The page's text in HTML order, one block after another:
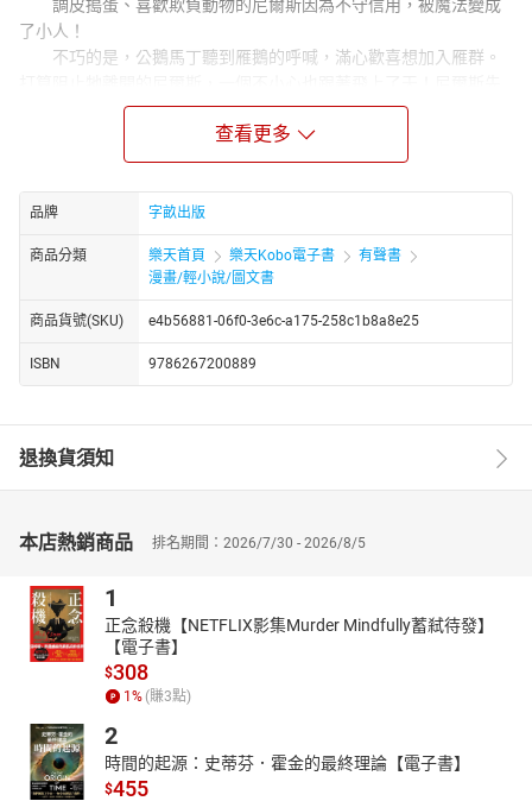
調皮搗蛋、喜歡欺負動物的尼爾斯因為不守信用，被魔法變成
了小人！
不巧的是，公鵝馬丁聽到雁鵝的呼喊，滿心歡喜想加入雁群。
後遇見了各式各樣的動物，機智而勇敢的克服了重重難關，也在冒
險的過程中，學會更加同理他人的立場，了解自己出生的土地……
《騎鵝歷險記》原著作者拉格洛夫雖然行動不便，卻有著自由
的想像力與創造力。本書打破了教科書的僵化印象，融入地理人
文、動物和花草，以及大量童話和民間故事，傳達了對於人對自然
的關懷。以觸動人心的情節、淺白而生動的譬喻，讓世界萬千心靈
隨之翱翔，是充滿文學價值和藝術性的長篇童話小說。
◎全書四十個章節，鞭辟入裡的情節，輕鬆聽七萬字故事！
◎關鍵字：動物、成長、奇幻、冒險、勇氣、自然、獨立、關懷
少，想得越多。」孩子們若真想知道椋鳥長什麼樣子，大可自行去
google；如果夠喜歡這個故事，會自己做出路線摘要圖。
該只是本教科書，這是改寫的初衷。當我們準備做有聲書時，這個
麼？
讀書是一種腦部運動，我們藉由文字看見色彩，聽到聲音，聞
到味道，感受到痛楚……越有力量的文字，就越能啟動讀者的感官。
在這個影像掛帥的年代，我們已經剝奪了孩子太多的想像空間，替
他們想像出太多的東西。
面對《騎鵝歷險記》這樣一部經典，我想保留它的文學性與想
像空間。因此，我們的有聲書，沒有華麗的音效，不是用劇本呈
現，更不是多人的角色扮演。而是由專業的電台主持人汪蓓全文朗
查看更多
品牌 字畝出版
商品分類 樂天首頁 樂天Kobo電子書
有聲書
漫畫/輕小說/圖文書
商品貨號(SKU) e4b56881-06f0-3e6c-a175-258c1b8a8e25
ISBN 9786267200889
退換貨須知
本店熱銷商品 排名期間：2026/7/30 - 2026/8/5
1
正念殺機【NETFLIX影集Murder Mindfully蓄弒待發】
【電子書】
$308
1 % (賺3點)
2
時間的起源：史蒂芬．霍金的最終理論【電子書】
$455